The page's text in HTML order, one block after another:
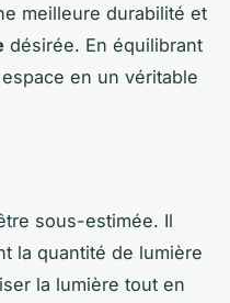
meilleure durabilité et
désirée. En équilibrant
en un véritable
sous-estimée. Il
la quantité de lumière
la lumière tout en